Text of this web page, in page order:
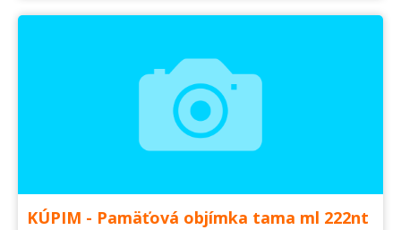
KÚPIM - Pamäťová objímka tama ml 222nt